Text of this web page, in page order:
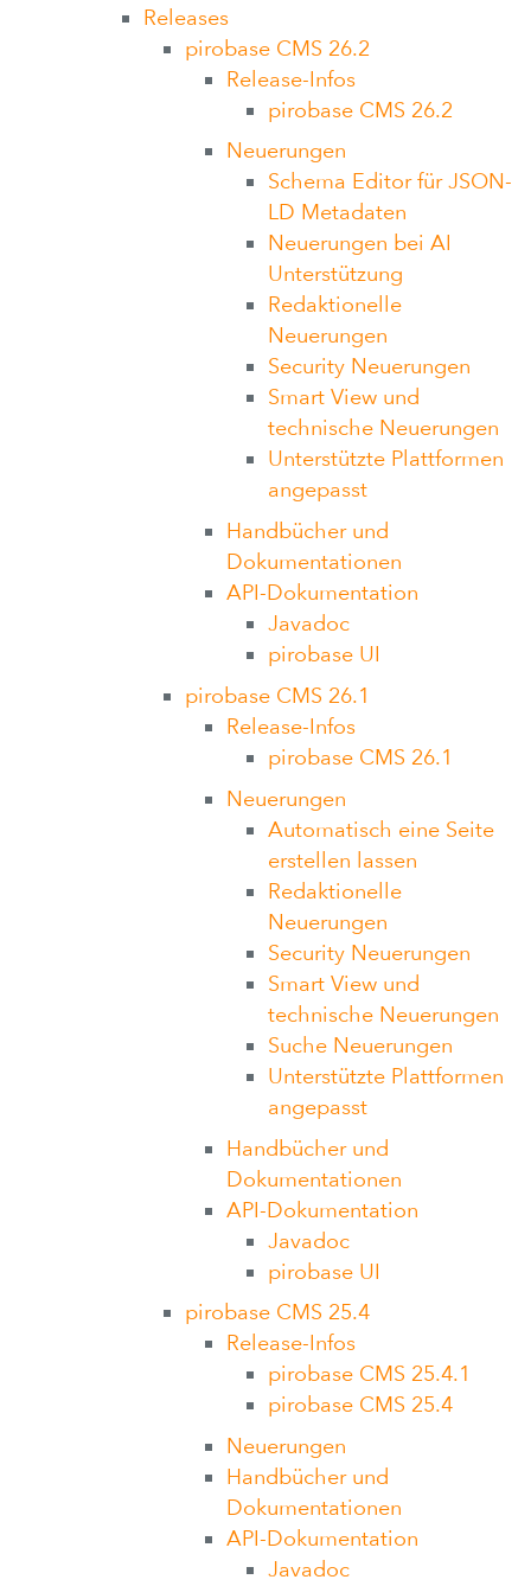
Releases
pirobase CMS 26.2
Release-Infos
pirobase CMS 26.2
Neuerungen
Schema Editor für JSON-
LD Metadaten
Neuerungen bei AI
Unterstützung
Redaktionelle
Neuerungen
Security Neuerungen
Smart View und
technische Neuerungen
Unterstützte Plattformen
angepasst
Handbücher und
Dokumentationen
API-Dokumentation
Javadoc
pirobase UI
pirobase CMS 26.1
Release-Infos
pirobase CMS 26.1
Neuerungen
Automatisch eine Seite
erstellen lassen
Redaktionelle
Neuerungen
Security Neuerungen
Smart View und
technische Neuerungen
Suche Neuerungen
Unterstützte Plattformen
angepasst
Handbücher und
Dokumentationen
API-Dokumentation
Javadoc
pirobase UI
pirobase CMS 25.4
Release-Infos
pirobase CMS 25.4.1
pirobase CMS 25.4
Neuerungen
Handbücher und
Dokumentationen
API-Dokumentation
Javadoc